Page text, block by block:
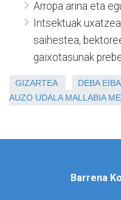
Arropa arina eta
Intsektuak
saihestea,
gaixotasunak
GIZARTEA DEBA
AUZO UDALA MALLABIA
Barrena